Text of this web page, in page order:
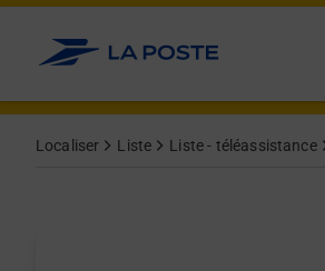
Allez au contenu
Localiser Liste Liste - téléassistance
Afficher ou masquer la réponse
Afficher ou masquer la réponse
Afficher ou masquer la réponse